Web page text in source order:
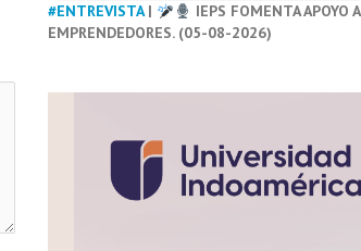
#ENTREVISTA|
IEPS FOMENTA APOYO A
EMPRENDEDORES. (05-08-2026)